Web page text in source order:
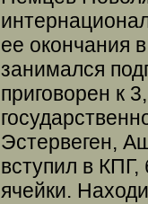
ее окончания
занимался
приговорен к
Эстервеген,
вступил в
ячейки.